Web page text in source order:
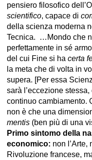
pensiero filosofico
scientifico, capace di
della scienza moderna
Tecnica. …Mondo che
perfettamente in sé
del cui Fine si ha certa
la meta che di volta in
supera. [Per essa
sarà l’eccezione
continuo cambiamento.
non è che una
mentis (ben più di una
Primo sintomo della
economico: non
Rivoluzione francese,